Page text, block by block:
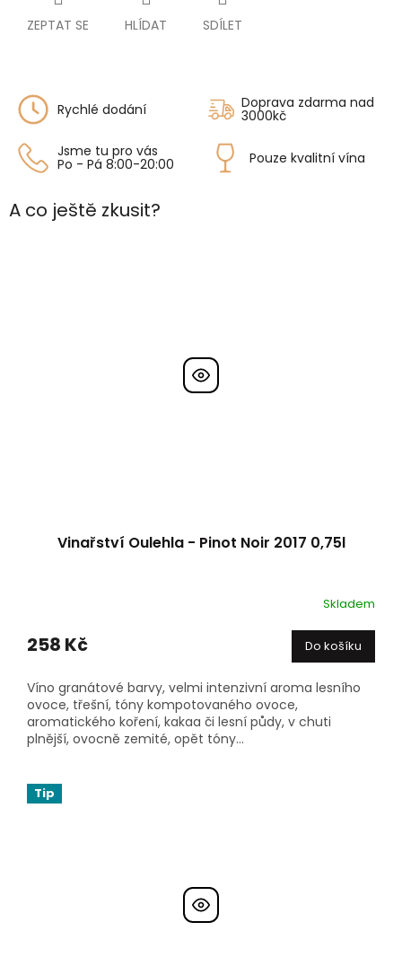
ZEPTAT SE HLÍDAT SDÍLET
Rychlé dodání Doprava zdarma nad
3000kč
Jsme tu pro vás
Po - Pá 8:00-20:00 Pouze kvalitní vína
A co ještě zkusit?
Vinařství Oulehla - Pinot Noir 2017 0,75l
Skladem
258 Kč Do košíku
Víno granátové barvy, velmi intenzivní aroma lesního
ovoce, třešní, tóny kompotovaného ovoce,
aromatického koření, kakaa či lesní půdy, v chuti
plnější, ovocně zemité, opět tóny...
Tip